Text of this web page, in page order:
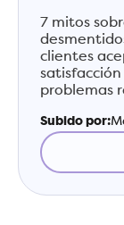
7 mitos
clientes
problemas
2026.
Subido por: